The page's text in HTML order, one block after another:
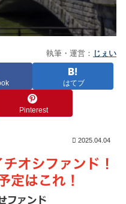
執筆・運営： じぇい
はてブ
Pinterest
2025.04.04